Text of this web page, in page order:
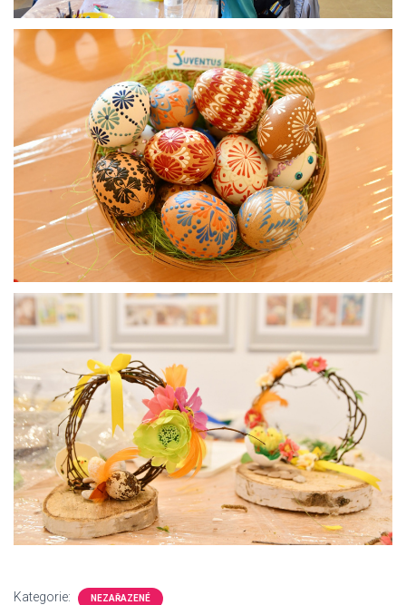
Kategorie: NEZAŘAZENÉ